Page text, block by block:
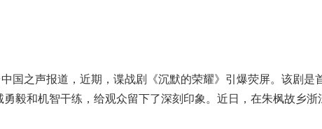
国之声报道，近期，谍战剧《沉默的荣耀》引爆荧屏。该剧
毅和机智干练，给观众留下了深刻印象。近日，在朱枫故乡